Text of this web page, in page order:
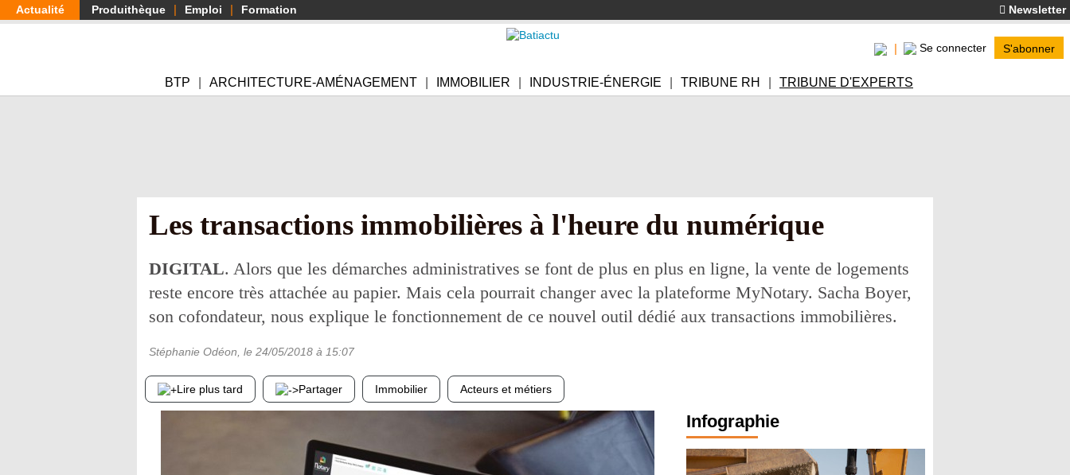
Aller
au
Actualité Produithèque Emploi Formation Newsletter
Se connecter S'abonner
BTP ARCHITECTURE-AMÉNAGEMENT IMMOBILIER INDUSTRIE-ÉNERGIE TRIBUNE RH TRIBUNE D'EXPERTS
Les transactions immobilières à l'heure du numérique
DIGITAL. Alors que les démarches administratives se font de plus en plus en ligne, la vente de logements
reste encore très attachée au papier. Mais cela pourrait changer avec la plateforme MyNotary. Sacha Boyer,
son cofondateur, nous explique le fonctionnement de ce nouvel outil dédié aux transactions immobilières.
Stéphanie Odéon , le 24/05/2018 à 15:07
Lire plus tard Partager Immobilier Acteurs et métiers
Infographie